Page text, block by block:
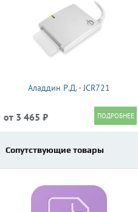
Аладдин Р.Д. - JCR721
от 3 465 ₽
Сопутствующие товары